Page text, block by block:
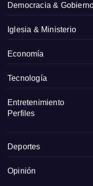
Democracia &
Iglesia & Ministerio
Economía
Tecnología
Entretenimiento
Perfiles
Deportes
Opinión